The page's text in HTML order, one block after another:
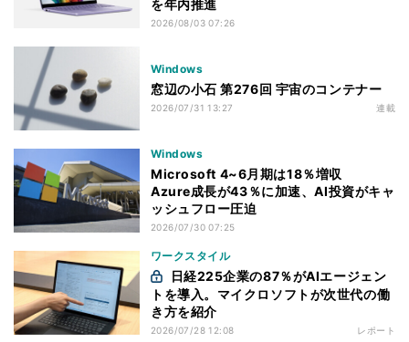
を年内推進
2026/08/03 07:26
Windows
窓辺の小石 第276回 宇宙のコンテナー
2026/07/31 13:27 連載
Windows
Microsoft 4~6月期は18％増収
Azure成長が43％に加速、AI投資がキャ
ッシュフロー圧迫
2026/07/30 07:25
ワークスタイル
トを導入。マイクロソフトが次世代の働
き方を紹介
2026/07/28 12:08 レポート